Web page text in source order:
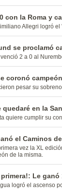
con la Roma y
Allegri logró
se proclamó
2 a 0 al
coronó
pesar su
quedaré en la
quiere cumplir su
el Caminos
vez la XL
de la misma.
Le
logró el ascenso